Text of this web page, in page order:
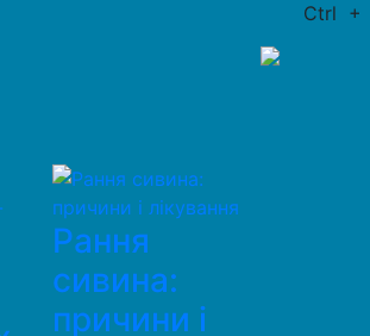
Рання
сивина:
причини і
Ctrl +